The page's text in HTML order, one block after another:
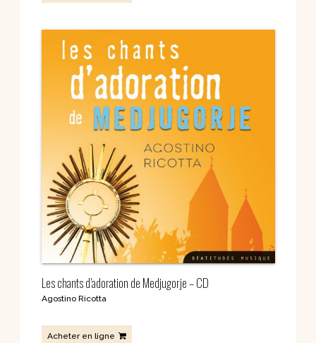
Les chants d’adoration de Medjugorje – CD
Agostino Ricotta
Acheter en ligne